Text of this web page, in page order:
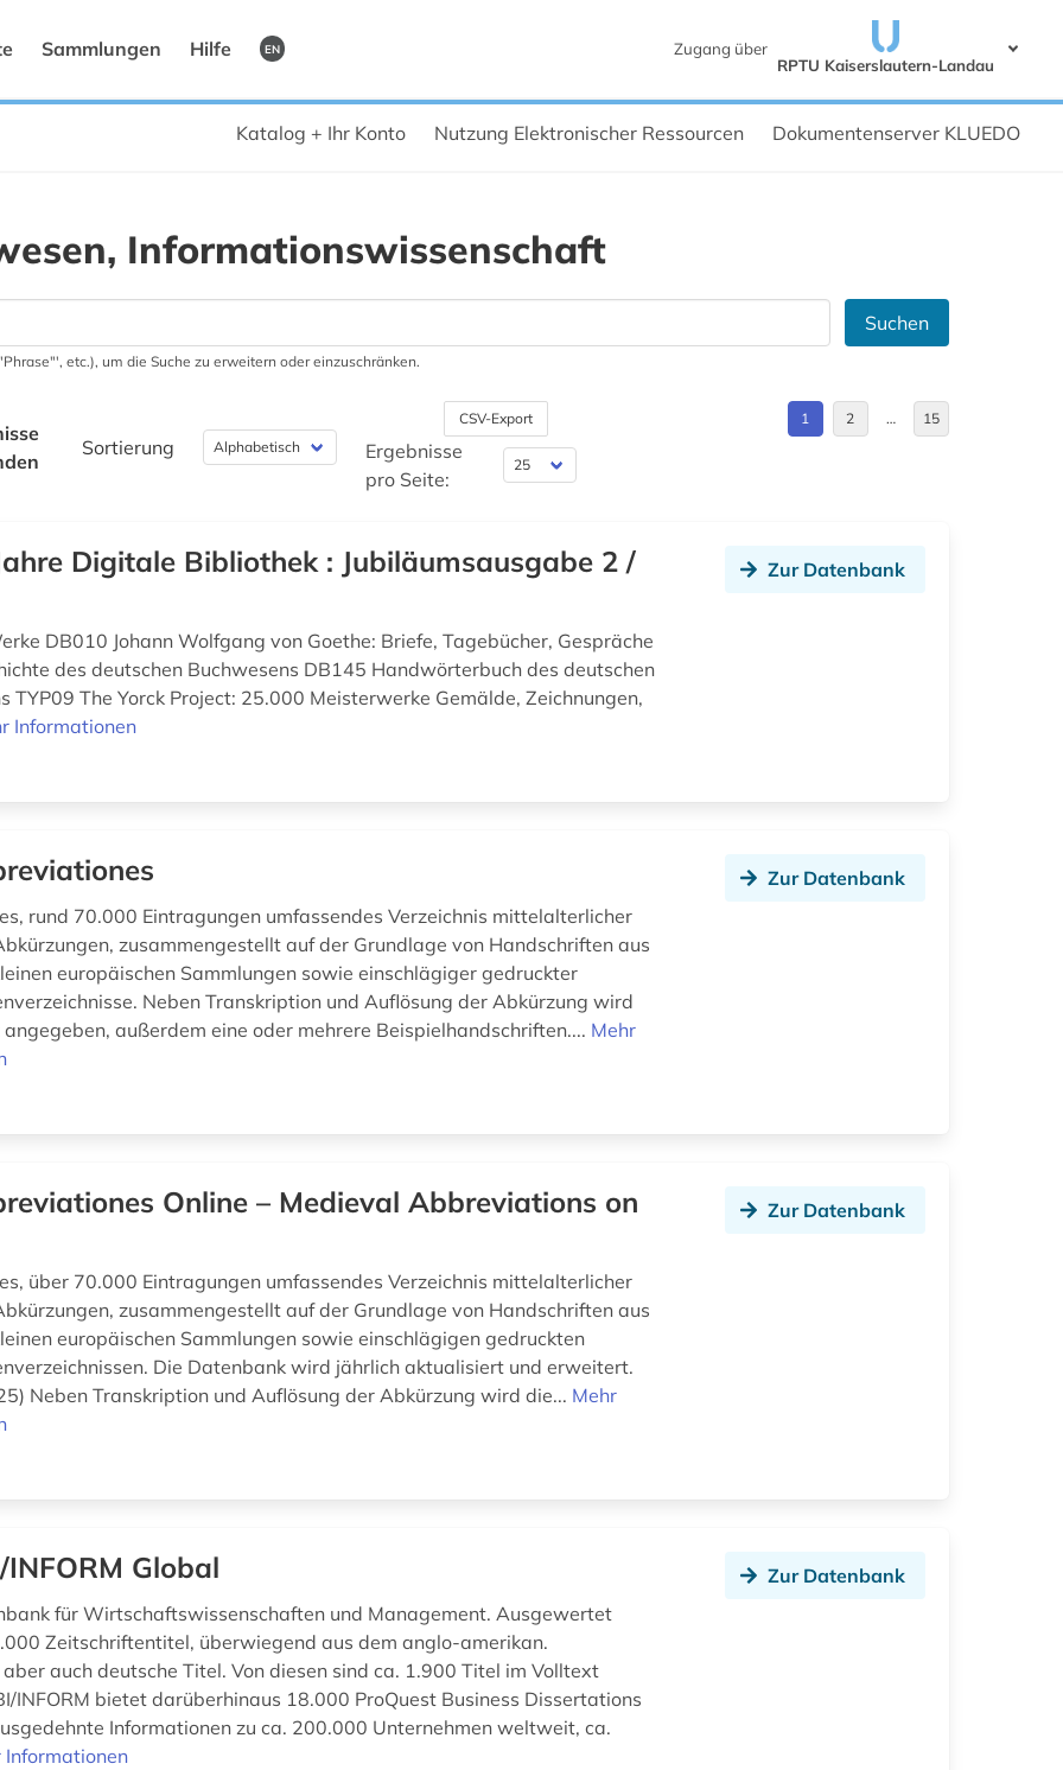
Sammlungen Hilfe EN
Zugang über
RPTU Kaiserslautern-Landau
Katalog + Ihr Konto Nutzung Elektronischer Ressourcen Dokumentenserver KLUEDO
Informationswissenschaft
Suchen
etc.), um die Suche zu erweitern oder einzuschränken.
Sortierung
CSV-Export
Ergebnisse
pro Seite:
1 2 … 15
Digitale Bibliothek : Jubiläumsausgabe 2 /
DB010 Johann Wolfgang von Goethe: Briefe, Tagebücher, Gespräche
des deutschen Buchwesens DB145 Handwörterbuch des deutschen
TYP09 The Yorck Project: 25.000 Meisterwerke Gemälde, Zeichnungen,
Informationen
Zur Datenbank
rund 70.000 Eintragungen umfassendes Verzeichnis mittelalterlicher
zusammengestellt auf der Grundlage von Handschriften aus
europäischen Sammlungen sowie einschlägiger gedruckter
Neben Transkription und Auflösung der Abkürzung wird
außerdem eine oder mehrere Beispielhandschriften.... Mehr
Zur Datenbank
Online – Medieval Abbreviations on
über 70.000 Eintragungen umfassendes Verzeichnis mittelalterlicher
zusammengestellt auf der Grundlage von Handschriften aus
europäischen Sammlungen sowie einschlägigen gedruckten
Die Datenbank wird jährlich aktualisiert und erweitert.
Neben Transkription und Auflösung der Abkürzung wird die... Mehr
Zur Datenbank
Global
für Wirtschaftswissenschaften und Management. Ausgewertet
Zeitschriftentitel, überwiegend aus dem anglo-amerikan.
auch deutsche Titel. Von diesen sind ca. 1.900 Titel im Volltext
INFORM bietet darüberhinaus 18.000 ProQuest Business Dissertations
Informationen zu ca. 200.000 Unternehmen weltweit, ca.
Informationen
Zur Datenbank